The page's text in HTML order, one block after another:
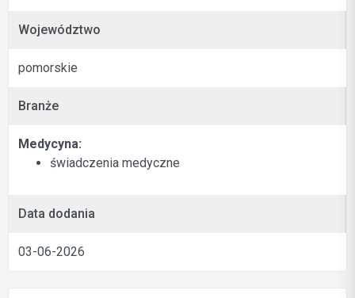
Województwo
pomorskie
Branże
Medycyna:
świadczenia medyczne
Data dodania
03-06-2026